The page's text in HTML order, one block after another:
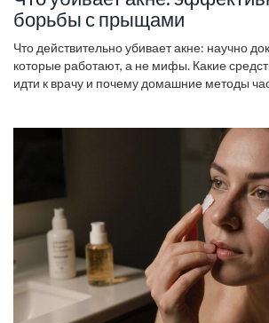
борьбы с прыщами
Что действительно убивает акне: научно
которые работают, а не мифы. Какие
идти к врачу и почему домашние методы